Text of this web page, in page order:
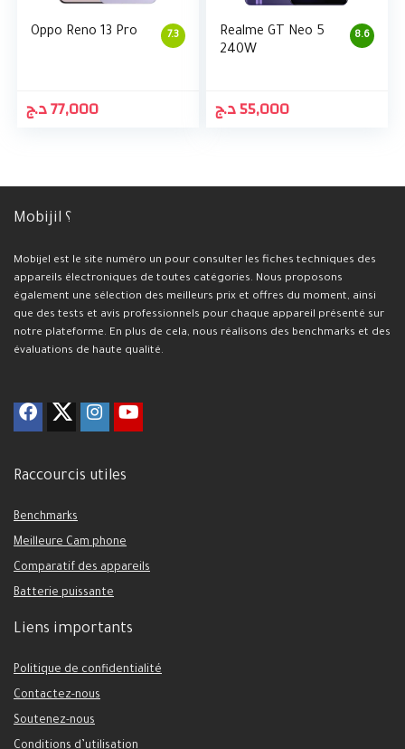
7.3
Oppo Reno 13 Pro
77,000د.ج
8.6
Realme GT Neo 5
240W
55,000د.ج
Mobijil ؟
Mobijel est le site numéro un pour consulter les fiches techniques des
appareils électroniques de toutes catégories. Nous proposons
également une sélection des meilleurs prix et offres du moment, ainsi
que des tests et avis professionnels pour chaque appareil présenté sur
notre plateforme. En plus de cela, nous réalisons des benchmarks et des
évaluations de haute qualité.
Raccourcis utiles
Benchmarks
Meilleure Cam phone
Comparatif des appareils
Batterie puissante
Liens importants
Politique de confidentialité
Contactez-nous
Soutenez-nous
Conditions d’utilisation